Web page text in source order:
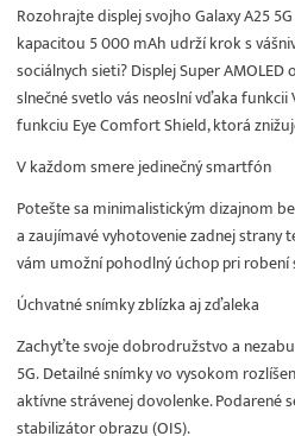
Rozohrajte displej svojho Galaxy A25
kapacitou 5 000 mAh udrží krok s
sociálnych sieti? Displej Super
slnečné svetlo vás neoslní vďaka
funkciu Eye Comfort Shield, ktorá
V každom smere jedinečný smartfón
Potešte sa minimalistickým dizajnom
a zaujímavé vyhotovenie zadnej strany
vám umožní pohodlný úchop pri robení
Úchvatné snímky zblízka aj zďaleka
Zachyťte svoje dobrodružstvo a
5G. Detailné snímky vo vysokom
aktívne strávenej dovolenke.
stabilizátor obrazu (OIS).